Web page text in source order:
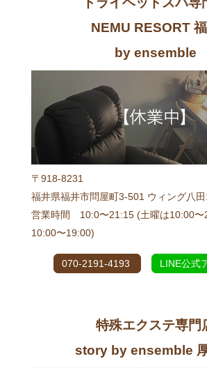
NEMU RESORT
by ensemble
〒918-8231
福井県福井市問屋町3-501 ウィング八
営業時間 10:0〜21:15 (土曜は10:00〜
10:00〜19:00)
070-2191-4193 LINE公式
特殊エクステ専門
story by ensemble